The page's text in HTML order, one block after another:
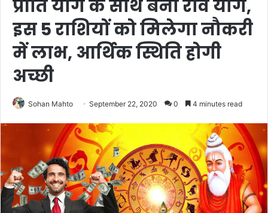
प्रीति योग के साथ बना रवि योग,
इस 5 राशियों को मिलेगा नौकरी
में लाभ, आर्थिक स्थिति होगी
अच्छी
Sohan Mahto September 22, 2020 0 4 minutes read